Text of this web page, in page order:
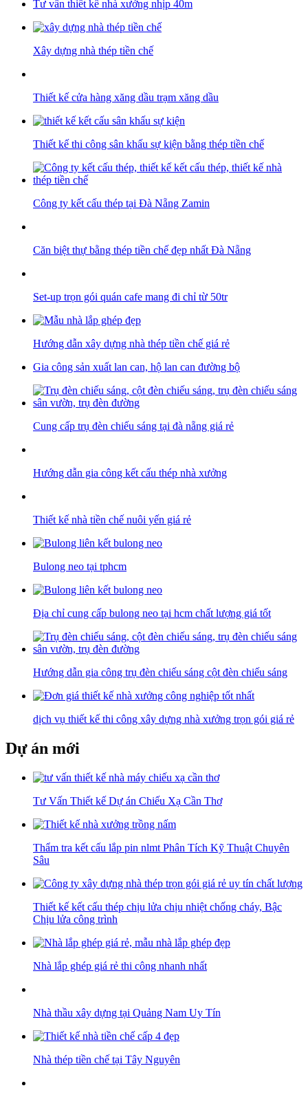
Tư vấn thiết kế nhà xưởng nhịp 40m
Xây dựng nhà thép tiền chế
Thiết kế cửa hàng xăng dầu trạm xăng dầu
Thiết kế thi công sân khấu sự kiện bằng thép tiền chế
Công ty kết cấu thép tại Đà Nẵng Zamin
Căn biệt thự bằng thép tiền chế đẹp nhất Đà Nẵng
Set-up trọn gói quán cafe mang đi chỉ từ 50tr
Hướng dẫn xây dựng nhà thép tiền chế giá rẻ
Gia công sản xuất lan can, hộ lan can đường bộ
Cung cấp trụ đèn chiếu sáng tại đà nẵng giá rẻ
Hướng dẫn gia công kết cấu thép nhà xưởng
Thiết kế nhà tiền chế nuôi yến giá rẻ
Bulong neo tại tphcm
Địa chỉ cung cấp bulong neo tại hcm chất lượng giá tốt
Hướng dẫn gia công trụ đèn chiếu sáng cột đèn chiếu sáng
dịch vụ thiết kế thi công xây dựng nhà xưởng trọn gói giá rẻ
Dự án mới
Tư Vấn Thiết kế Dự án Chiếu Xạ Cần Thơ
Thẩm tra kết cấu lắp pin nlmt Phân Tích Kỹ Thuật Chuyên
Sâu
Thiết kế kết cấu thép chịu lửa chịu nhiệt chống cháy, Bậc
Chịu lửa công trình
Nhà lắp ghép giá rẻ thi công nhanh nhất
Nhà thầu xây dựng tại Quảng Nam Uy Tín
Nhà thép tiền chế tại Tây Nguyên